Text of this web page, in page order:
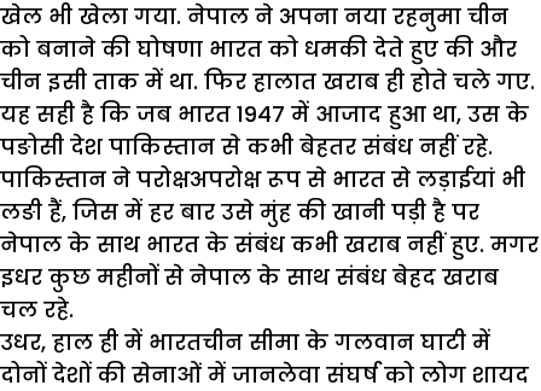
खेल भी खेला गया. नेपाल ने अपना नया रहनुमा चीन
को बनाने की घोषणा भारत को धमकी देते हुए की और
चीन इसी ताक में था. फिर हालात खराब ही होते चले गए.
यह सही है कि जब भारत 1947 में आजाद हुआ था, उस के
पङोसी देश पाकिस्तान से कभी बेहतर संबंध नहीं रहे.
पाकिस्तान ने परोक्षअपरोक्ष रूप से भारत से लड़ाईयां भी
लङी हैं, जिस में हर बार उसे मुंह की खानी पड़ी है पर
नेपाल के साथ भारत के संबंध कभी खराब नहीं हुए. मगर
इधर कुछ महीनों से नेपाल के साथ संबंध बेहद खराब
चल रहे.
उधर, हाल ही में भारतचीन सीमा के गलवान घाटी में
दोनों देशों की सेनाओं में जानलेवा संघर्ष को लोग शायद